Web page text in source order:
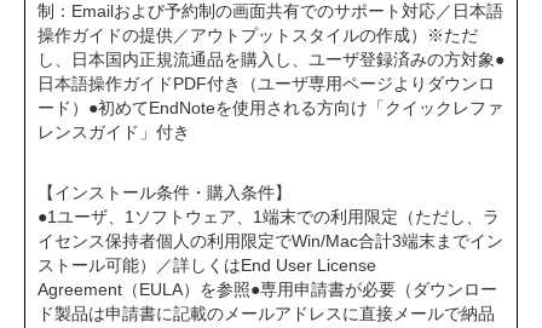
制：Emailおよび予約制の画面共有でのサポート対応／日本語
操作ガイドの提供／アウトプットスタイルの作成）※ただ
し、日本国内正規流通品を購入し、ユーザ登録済みの方対象●
日本語操作ガイドPDF付き（ユーザ専用ページよりダウンロ
ード）●初めてEndNoteを使用される方向け「クイックレファ
レンスガイド」付き
【インストール条件・購入条件】
●1ユーザ、1ソフトウェア、1端末での利用限定（ただし、ラ
イセンス保持者個人の利用限定でWin/Mac合計3端末までイン
ストール可能）／詳しくはEnd User License
Agreement（EULA）を参照●専用申請書が必要（ダウンロー
ド製品は申請書に記載のメールアドレスに直接メールで納品